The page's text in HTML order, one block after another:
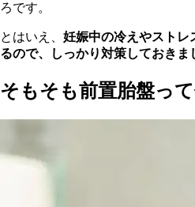
ろです。
とはいえ、 妊娠中の冷えやストレ
るので、しっかり対策しておきま
そもそも前置胎盤って